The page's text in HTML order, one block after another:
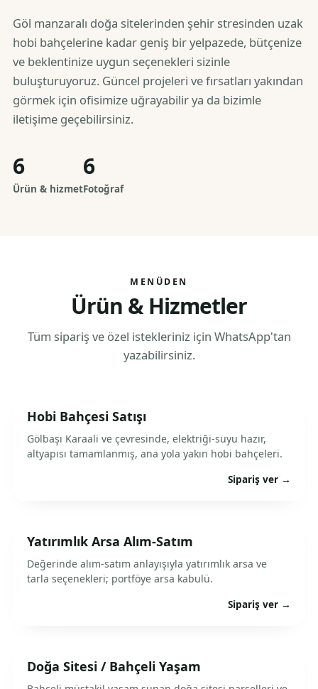
Göl manzaralı doğa sitelerinden şehir stresinden uzak
hobi bahçelerine kadar geniş bir yelpazede, bütçenize
ve beklentinize uygun seçenekleri sizinle
buluşturuyoruz. Güncel projeleri ve fırsatları yakından
görmek için ofisimize uğrayabilir ya da bizimle
iletişime geçebilirsiniz.
6
Ürün & hizmet
6
Fotoğraf
MENÜDEN
Ürün & Hizmetler
Tüm sipariş ve özel istekleriniz için WhatsApp'tan
yazabilirsiniz.
Hobi Bahçesi Satışı
Gölbaşı Karaali ve çevresinde, elektriği-suyu hazır,
altyapısı tamamlanmış, ana yola yakın hobi bahçeleri.
Sipariş ver →
Yatırımlık Arsa Alım-Satım
Değerinde alım-satım anlayışıyla yatırımlık arsa ve
tarla seçenekleri; portföye arsa kabulü.
Sipariş ver →
Doğa Sitesi / Bahçeli Yaşam